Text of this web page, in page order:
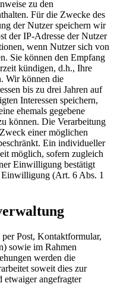
zu den
Für die Zwecke des
der Nutzer speichern wir
der IP-Adresse der Nutzer
wenn Nutzer sich von
Sie können den Empfang
kündigen, d.h., Ihre
Wir können die
bis zu drei Jahren auf
Interessen speichern,
ehemals gegebene
können. Die Verarbeitung
einer möglichen
Ein individueller
möglich, sofern zugleich
Einwilligung bestätigt
Einwilligung (Art. 6 Abs. 1
Post, Kontaktformular,
sowie im Rahmen
werden die
soweit dies zur
etwaiger angefragter